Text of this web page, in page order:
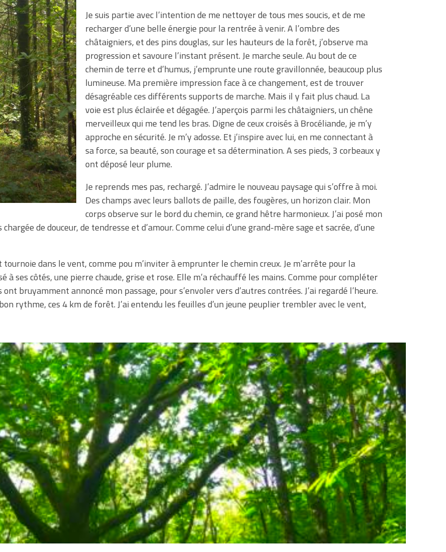
Je suis partie avec l’intention de me nettoyer de tous mes soucis, et de me
recharger d’une belle énergie pour la rentrée à venir. A l’ombre des
châtaigniers, et des pins douglas, sur les hauteurs de la forêt, j’observe ma
progression et savoure l’instant présent. Je marche seule. Au bout de ce
chemin de terre et d’humus, j’emprunte une route gravillonnée, beaucoup plus
lumineuse. Ma première impression face à ce changement, est de trouver
désagréable ces différents supports de marche. Mais il y fait plus chaud. La
voie est plus éclairée et dégagée. J’aperçois parmi les châtaigniers, un chêne
merveilleux qui me tend les bras. Digne de ceux croisés à Brocéliande, je m’y
approche en sécurité. Je m’y adosse. Et j’inspire avec lui, en me connectant à
sa force, sa beauté, son courage et sa détermination. A ses pieds, 3 corbeaux y
ont déposé leur plume.
Je reprends mes pas, rechargé. J’admire le nouveau paysage qui s’offre à moi.
Des champs avec leurs ballots de paille, des fougères, un horizon clair. Mon
corps observe sur le bord du chemin, ce grand hêtre harmonieux. J’ai posé mon
de douceur, de tendresse et d’amour. Comme celui d’une grand-mère sage et sacrée, d’une
dans le vent, comme pou m’inviter à emprunter le chemin creux. Je m’arrête pour la
à ses côtés, une pierre chaude, grise et rose. Elle m’a réchauffé les mains. Comme pour compléter
bruyamment annoncé mon passage, pour s’envoler vers d’autres contrées. J’ai regardé l’heure.
rythme, ces 4 km de forêt. J’ai entendu les feuilles d’un jeune peuplier trembler avec le vent,